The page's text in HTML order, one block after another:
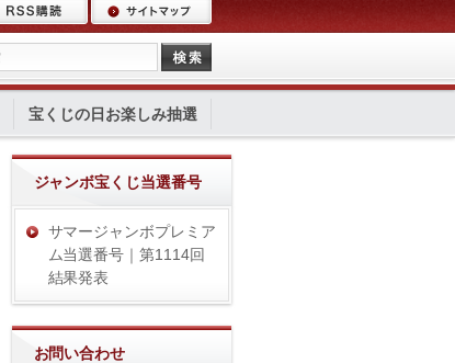
宝くじの日お楽しみ抽選
ジャンボ宝くじ当選番号
サマージャンボプレミア
ム当選番号｜第1114回
結果発表
お問い合わせ